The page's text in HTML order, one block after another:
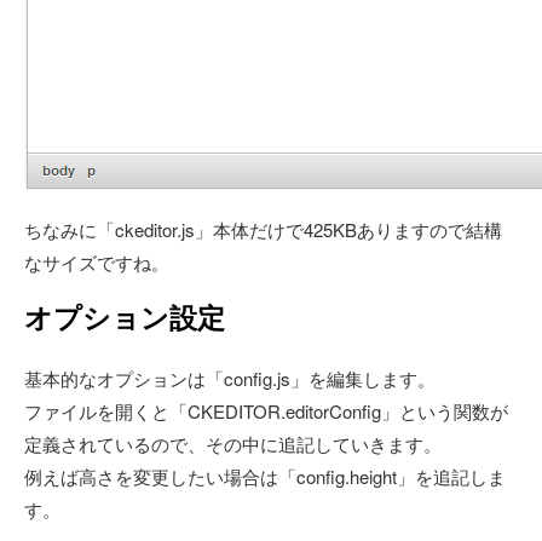
ちなみに「ckeditor.js」本体だけで425KBありますので結構
なサイズですね。
オプション設定
基本的なオプションは「config.js」を編集します。
ファイルを開くと「CKEDITOR.editorConfig」という関数が
定義されているので、その中に追記していきます。
例えば高さを変更したい場合は「config.height」を追記しま
す。